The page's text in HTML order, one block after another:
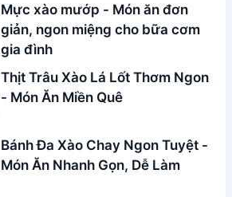
Mực xào mướp - Món ăn đơn
giản, ngon miệng cho bữa cơm
gia đình
Thịt Trâu Xào Lá Lốt Thơm Ngon
- Món Ăn Miền Quê
Bánh Đa Xào Chay Ngon Tuyệt -
Món Ăn Nhanh Gọn, Dễ Làm